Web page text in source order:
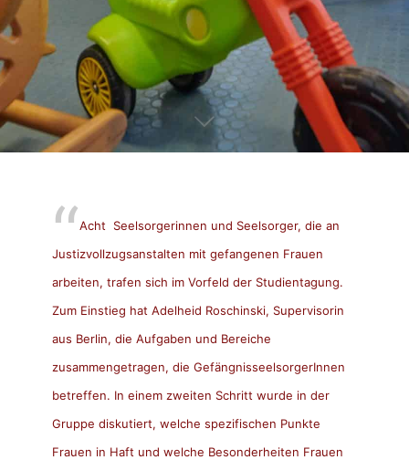
Acht Seelsorgerinnen und Seelsorger, die an
Justizvollzugsanstalten mit gefangenen Frauen
arbeiten, trafen sich im Vorfeld der Studientagung.
Zum Einstieg hat Adelheid Roschinski, Supervisorin
aus Berlin, die Aufgaben und Bereiche
zusammengetragen, die GefängnisseelsorgerInnen
betreffen. In einem zweiten Schritt wurde in der
Gruppe diskutiert, welche spezifischen Punkte
Frauen in Haft und welche Besonderheiten Frauen